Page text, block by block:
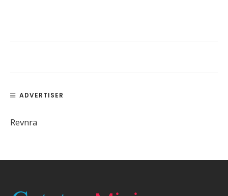
ADVERTISER
Revnra